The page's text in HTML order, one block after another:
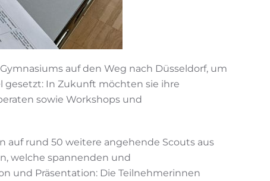
auf den Weg nach Düsseldorf, um
gesetzt: In Zukunft möchten sie ihre
sowie Workshops und
auf rund 50 weitere angehende Scouts aus
welche spannenden und
und Präsentation: Die Teilnehmerinnen